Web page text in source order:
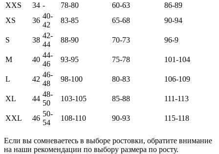
XXS
34 - 78-80 60-63
86-89
XS
36
40-
42
83-85 65-68 90-94
S 38
42-
44
88-90 70-73 96-9
M 40
44-
46
93-95 75-78 101-104
L 42
46-
48
98-100 80-83 106-109
XL 44
48-
50
103-105 85-88 111-113
XXL 46
50-
54
108-110 90-93 115-118
Если вы сомневаетесь в выборе ростовки, обратите внимание
на наши рекомендации по выбору размера по росту.